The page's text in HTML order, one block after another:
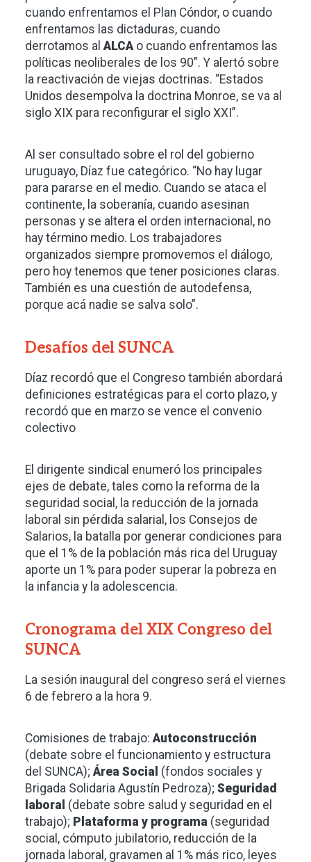
cuando enfrentamos el Plan Cóndor, o cuando
enfrentamos las dictaduras, cuando
derrotamos al ALCA o cuando enfrentamos las
políticas neoliberales de los 90”. Y alertó sobre
la reactivación de viejas doctrinas. “Estados
Unidos desempolva la doctrina Monroe, se va al
siglo XIX para reconfigurar el siglo XXI”.
Al ser consultado sobre el rol del gobierno
uruguayo, Díaz fue categórico. “No hay lugar
para pararse en el medio. Cuando se ataca el
continente, la soberanía, cuando asesinan
personas y se altera el orden internacional, no
hay término medio. Los trabajadores
organizados siempre promovemos el diálogo,
pero hoy tenemos que tener posiciones claras.
También es una cuestión de autodefensa,
porque acá nadie se salva solo”.
Desafíos del SUNCA
Díaz recordó que el Congreso también abordará
definiciones estratégicas para el corto plazo, y
recordó que en marzo se vence el convenio
colectivo
El dirigente sindical enumeró los principales
ejes de debate, tales como la reforma de la
seguridad social, la reducción de la jornada
laboral sin pérdida salarial, los Consejos de
Salarios, la batalla por generar condiciones para
que el 1% de la población más rica del Uruguay
aporte un 1% para poder superar la pobreza en
la infancia y la adolescencia.
Cronograma del XIX Congreso del
SUNCA
La sesión inaugural del congreso será el viernes
6 de febrero a la hora 9.
Comisiones de trabajo: Autoconstrucción
(debate sobre el funcionamiento y estructura
del SUNCA); Área Social (fondos sociales y
Brigada Solidaria Agustín Pedroza); Seguridad
laboral (debate sobre salud y seguridad en el
trabajo); Plataforma y programa (seguridad
social, cómputo jubilatorio, reducción de la
jornada laboral, gravamen al 1% más rico, leyes